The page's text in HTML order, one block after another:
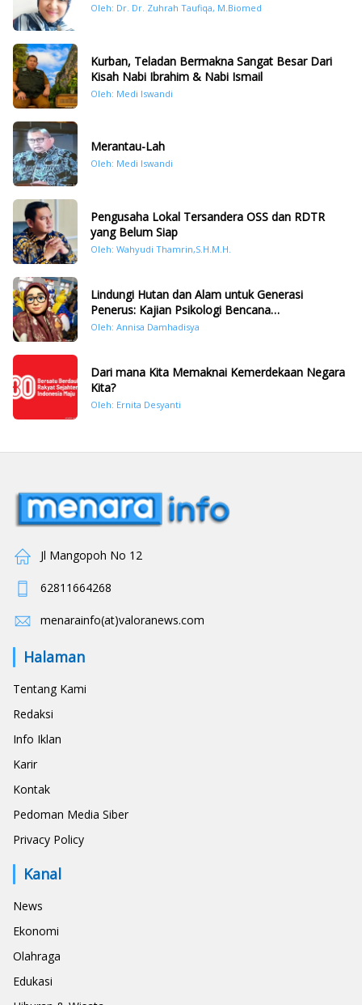
Oleh: Dr. Dr. Zuhrah Taufiqa, M.Biomed
Kurban, Teladan Bermakna Sangat Besar Dari
Kisah Nabi Ibrahim & Nabi Ismail
Oleh: Medi Iswandi
Merantau-Lah
Oleh: Medi Iswandi
Pengusaha Lokal Tersandera OSS dan RDTR
yang Belum Siap
Oleh: Wahyudi Thamrin,S.H.M.H.
Lindungi Hutan dan Alam untuk Generasi
Penerus: Kajian Psikologi Bencana
Hidrometeorologi di Sumatera Pasca Tragedi
Oleh: Annisa Damhadisya
Dari mana Kita Memaknai Kemerdekaan Negara
Kita?
Oleh: Ernita Desyanti
Jl Mangopoh No 12
62811664268
menarainfo(at)valoranews.com
Halaman
Tentang Kami
Redaksi
Info Iklan
Karir
Kontak
Pedoman Media Siber
Privacy Policy
Kanal
News
Ekonomi
Olahraga
Edukasi